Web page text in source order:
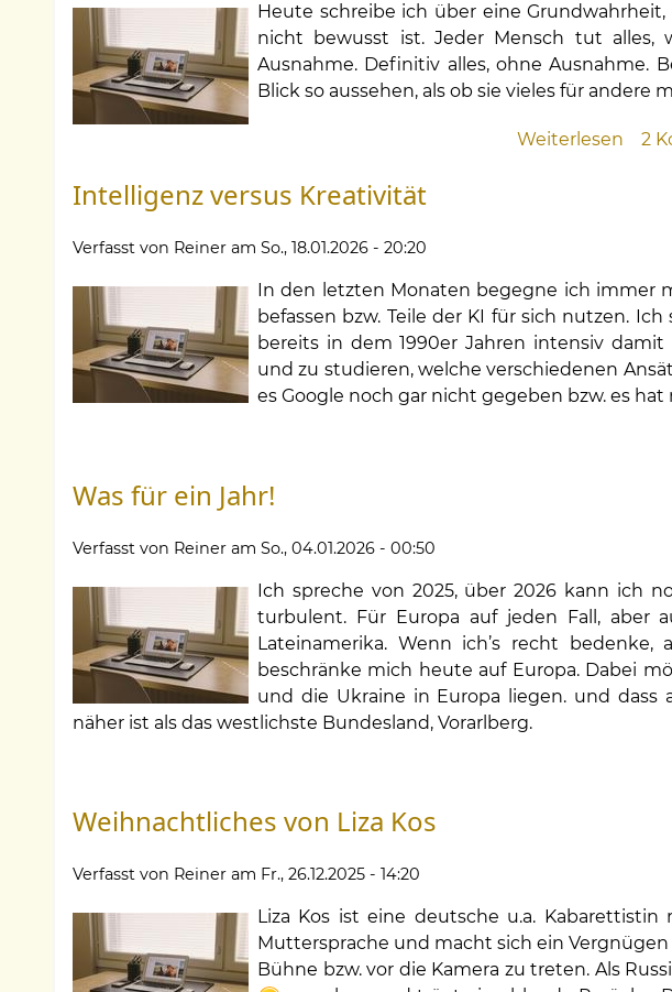
Heute schreibe ich über eine
nicht bewusst ist. Jeder Mensch tut alles,
Ausnahme. Definitiv alles, ohne Ausnahme.
Blick so aussehen, als ob sie vieles für
Weiterlesen über
selbst
2
Intelligenz versus Kreativität
Verfasst von Reiner am So., 18.01.2026 - 20:20
In den letzten Monaten begegne ich immer
befassen bzw. Teile der KI für sich nutzen.
bereits in dem 1990er Jahren intensiv
und zu studieren, welche verschiedenen
es Google noch gar nicht gegeben bzw. es
Was für ein Jahr!
Verfasst von Reiner am So., 04.01.2026 - 00:50
Ich spreche von 2025, über 2026 kann ich
turbulent. Für Europa auf jeden Fall, aber
Lateinamerika. Wenn ich’s recht
beschränke mich heute auf Europa. Dabei
und die Ukraine in Europa liegen. und dass
näher ist als das westlichste Bundesland, Vorarlberg.
Weihnachtliches von Liza Kos
Verfasst von Reiner am Fr., 26.12.2025 - 14:20
Liza Kos ist eine deutsche u.a.
Muttersprache und macht sich ein
Bühne bzw. vor die Kamera zu treten. Als